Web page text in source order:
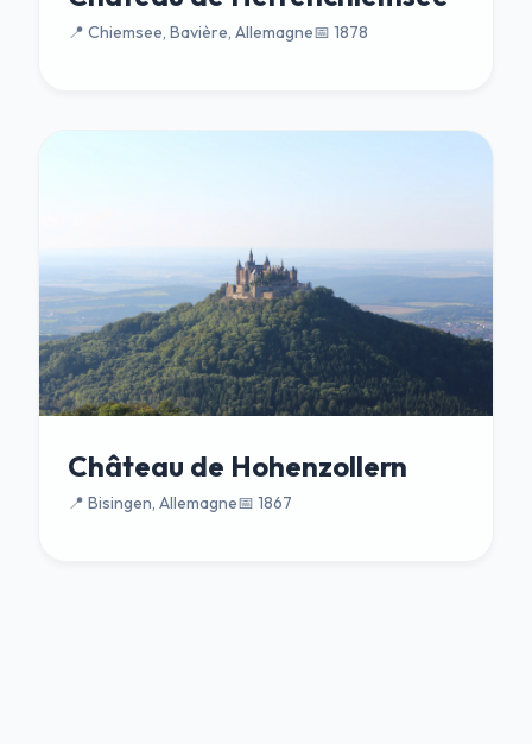
📍 Chiemsee, Bavière, Allemagne📅 1878
Château de Hohenzollern
📍 Bisingen, Allemagne📅 1867